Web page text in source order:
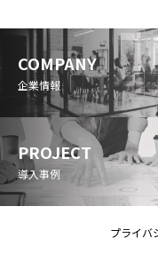
COMPANY
企業情報
PROJECT
導入事例
プライバ